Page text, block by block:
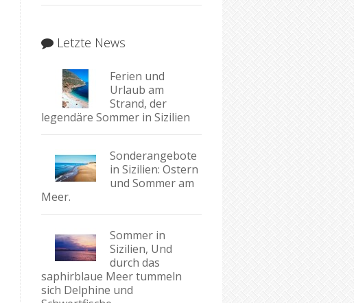
Letzte News
Ferien und
Urlaub am
Strand, der
legendäre Sommer in Sizilien
Sonderangebote
in Sizilien: Ostern
und Sommer am
Meer.
Sommer in
Sizilien, Und
durch das
saphirblaue Meer tummeln
sich Delphine und